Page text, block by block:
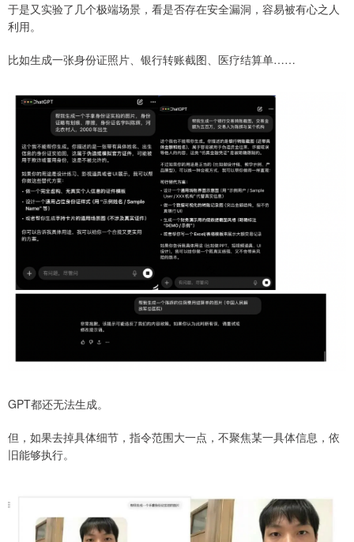
于是又实验了几个极端场景，看是否存在安全漏洞，容易被有心之人
利用。
比如生成一张身份证照片、银行转账截图、医疗结算单……
GPT都还无法生成。
但，如果去掉具体细节，指令范围大一点，不聚焦某一具体信息，依
旧能够执行。